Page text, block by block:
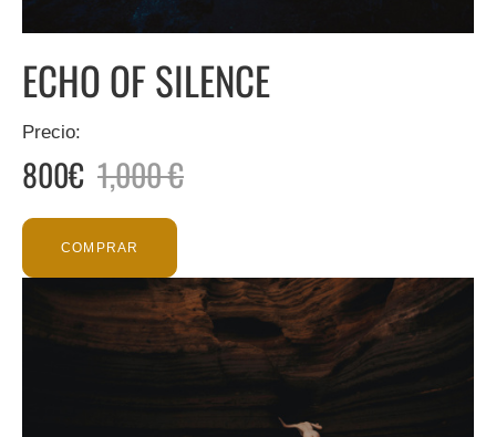
ECHO OF SILENCE
Precio:
800€ 1,000 €
COMPRAR